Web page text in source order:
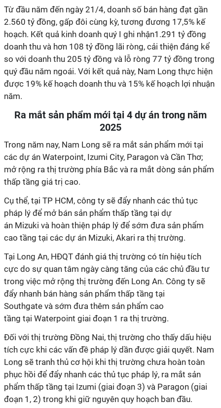
Từ đầu năm đến ngày 21/4, doanh số bán hàng đạt gần
2.560 tỷ đồng, gấp đôi cùng kỳ, tương đương 17,5% kế
hoạch. Kết quả kinh doanh quý I ghi nhận1.291 tỷ đồng
doanh thu và hơn 108 tỷ đồng lãi ròng, cải thiện đáng kể
so với doanh thu 205 tỷ đồng và lỗ ròng 77 tỷ đồng trong
quý đầu năm ngoái. Với kết quả này, Nam Long thực hiện
được 19% kế hoạch doanh thu và 15% kế hoạch lợi nhuận
năm.
Ra mắt sản phẩm mới tại 4 dự án trong năm
2025
Trong năm nay, Nam Long sẽ ra mắt sản phẩm mới tại
các dự án Waterpoint, Izumi City, Paragon và Cần Thơ;
mở rộng ra thị trường phía Bắc và ra mắt dòng sản phẩm
thấp tầng giá trị cao.
Cụ thể, tại TP HCM, công ty sẽ đẩy nhanh các thủ tục
pháp lý để mở bán sản phẩm thấp tầng tại dự
án Mizuki và hoàn thiện pháp lý để sớm đưa sản phẩm
cao tầng tại các dự án Mizuki, Akari ra thị trường.
Tại Long An, HĐQT đánh giá thị trường có tín hiệu tích
cực do sự quan tâm ngày càng tăng của các chủ đầu tư
trong việc mở rộng thị trường đến Long An. Công ty sẽ
đẩy nhanh bán hàng sản phẩm thấp tầng tại
Southgate và sớm đưa thêm sản phẩm cao
tầng tại Waterpoint giai đoạn 1 ra thị trường.
Đối với thị trường Đồng Nai, thị trường cho thấy dấu hiệu
tích cực khi các vấn đề pháp lý dần được giải quyết. Nam
Long sẽ tranh thủ cơ hội khi thị trường chưa hoàn toàn
phục hồi để đẩy nhanh các thủ tục pháp lý, ra mắt sản
phẩm thấp tầng tại Izumi (giai đoạn 3) và Paragon (giai
đoạn 1, 2) trong khi giữ nguyên quy hoạch ban đầu.